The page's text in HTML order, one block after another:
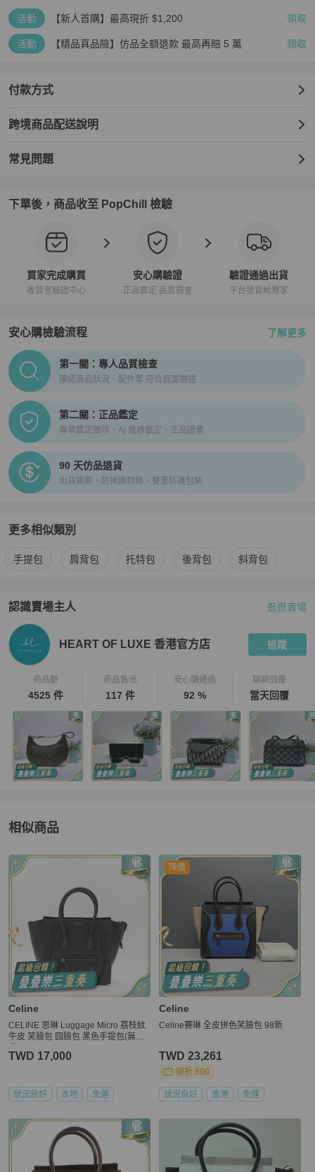
活動 【新人首購】最高現折 $1,200 領取
活動 【精品真品險】仿品全額退款 最高再賠 5 萬 領取
付款方式
跨境商品配送說明
常見問題
下單後，商品收至 PopChill 檢驗
買家完成購買
收貨至驗證中心
安心購驗證
正品鑑定 品質檢查
驗證通過出貨
平台發貨給買家
安心購檢驗流程 了解更多
PopChill拍拍圈正品驗證、安心購檢驗流程介紹
第一關：專人品質檢查
確認商品狀況、配件等 符合頁面描述
第二關：正品鑑定
專業鑑定團隊、AI 儀器鑑定、正品證書
90 天仿品退貨
出貨錄影、防掉換封條、雙重防護包裝
更多相似類別
更多Celine 女包相似商品推薦
手提包 肩背包 托特包 後背包 斜背包
認識賣場主人
PopChill 拍拍圈嚴選賣家 HEART OF LUXE 香港官方店介紹
逛逛賣場
HEART OF LUXE 香港官方店 追蹤
商品數
4525 件
商品售出
117 件
安心購通過
92 %
聊聊回覆
當天回覆
相似商品
更多相似Celine女包推薦精品
Celine
CELINE 思琳 Luggage Micro 荔枝紋
牛皮 笑臉包 囧臉包 黑色手提包(無背
TWD 17,000
狀況良好 本地 免運
降價
Celine
Celine賽琳 全皮拼色笑臉包 98新
TWD 23,261
現折 800
狀況良好 香港 免運